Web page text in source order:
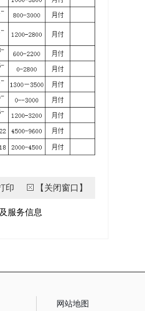
印 【关闭窗口】
服务信息
网站地图